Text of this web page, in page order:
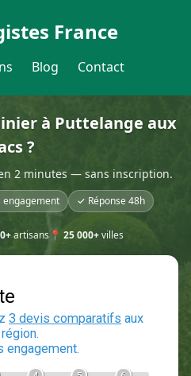
France
Blog Contact
à Puttelange aux
?
2 minutes — sans inscription.
engagement ✓ Réponse 48h
artisans📍 25 000+villes